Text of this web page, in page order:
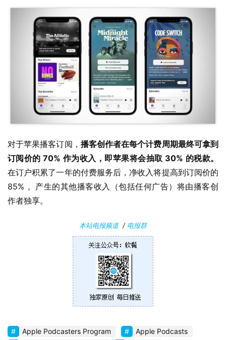
于
对于苹果播客订阅， 播客创作者在每个计费周期最终可拿到
订阅价的 70% 作为收入，即苹果将会抽取 30% 的税款。
在订户积累了一年的付费服务后，净收入将提高到订阅价的
85% 。产生的其他播客收入（包括任何广告）将由播客创
作者独享。
本站电报频道/ 电报群
Apple Podcasters Program
Apple Podcasts